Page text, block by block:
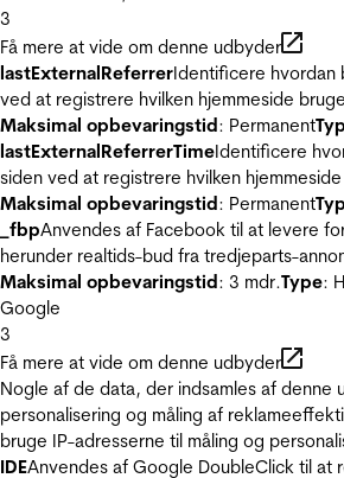
3
Få mere at vide om denne udbyder
lastExternalReferrerIdentificere hvordan
ved at registrere hvilken hjemmeside
Maksimal opbevaringstid: Permanent
lastExternalReferrerTimeIdentificere
siden ved at registrere hvilken
Maksimal opbevaringstid: Permanent
_fbpAnvendes af Facebook til at levere
herunder realtids-bud fra tredjeparts-
Maksimal opbevaringstid: 3 mdr.Type:
Google
3
Få mere at vide om denne udbyder
Nogle af de data, der indsamles af denne
personalisering og måling af
bruge IP-adresserne til måling og
IDEAnvendes af Google DoubleClick til at